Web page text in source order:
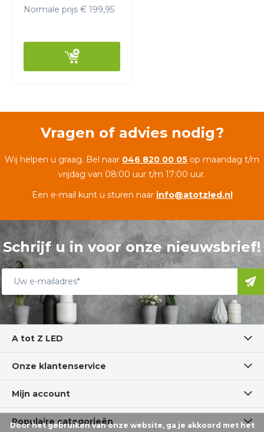
Normale prijs € 199,95
Vragen of advies nodig?
Wij helpen u graag. Bel naar 046 820 00 05 op maandag t/m
vrijdag van 08:00 uur t/m 17:00 uur.
Een e-mail kunt u sturen naar info@atotzled.nl
Schrijf u in voor onze nieuwsbrief!
A tot Z LED
Onze klantenservice
Mijn account
Populaire categorieën
Door het gebruiken van onze website, ga je akkoord met het